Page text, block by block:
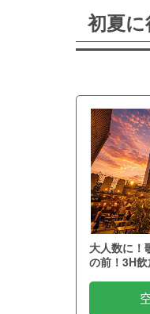
初夏
大人数に！
の前！3H